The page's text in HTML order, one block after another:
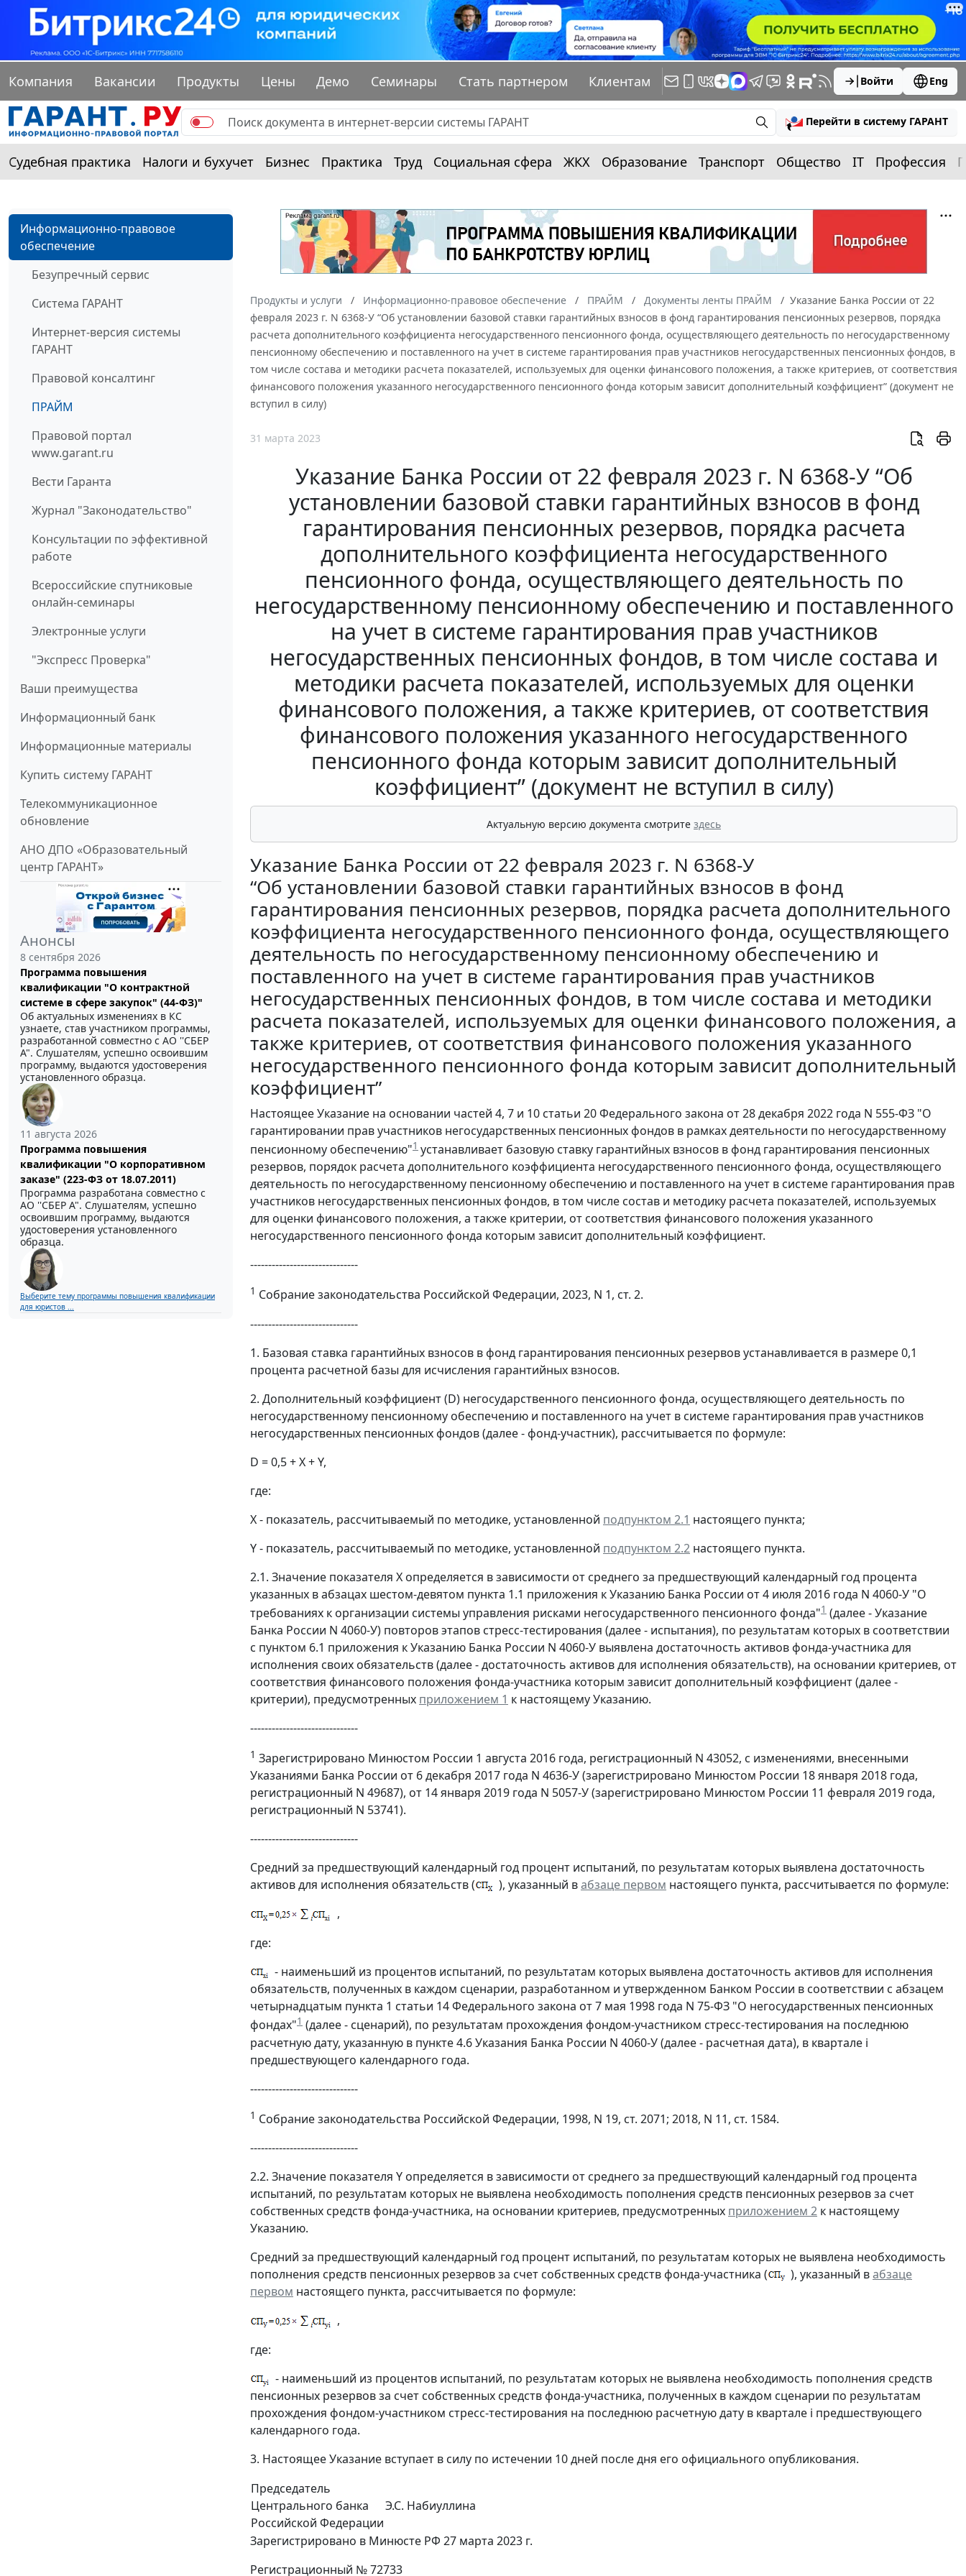
Компания Вакансии Продукты Цены Демо Семинары Стать партнером Клиентам Войти Eng
Перейти в систему ГАРАНТ
Судебная практика Налоги и бухучет Бизнес Практика Труд Социальная сфера ЖКХ Образование Транспорт Общество IT Профессия
Информационно-правовое
обеспечение
Безупречный сервис
Система ГАРАНТ
Интернет-версия системы
ГАРАНТ
Правовой консалтинг
ПРАЙМ
Правовой портал
www.garant.ru
Вести Гаранта
Журнал "Законодательство"
Консультации по эффективной
работе
Всероссийские спутниковые
онлайн-семинары
Электронные услуги
"Экспресс Проверка"
Ваши преимущества
Информационный банк
Информационные материалы
Купить систему ГАРАНТ
Телекоммуникационное
обновление
АНО ДПО «Образовательный
центр ГАРАНТ»
Анонсы
8 сентября 2026
Программа повышения
квалификации "О контрактной
системе в сфере закупок" (44-ФЗ)"
Об актуальных изменениях в КС
узнаете, став участником программы,
разработанной совместно с АО ''СБЕР
А". Слушателям, успешно освоившим
программу, выдаются удостоверения
установленного образца.
11 августа 2026
Программа повышения
квалификации "О корпоративном
заказе" (223-ФЗ от 18.07.2011)
Программа разработана совместно с
АО ''СБЕР А". Слушателям, успешно
освоившим программу, выдаются
удостоверения установленного
образца.
Выберите тему программы повышения квалификации
для юристов ...
Продукты и услуги Информационно-правовое обеспечение ПРАЙМ Документы ленты ПРАЙМ
Указание Банка России от 22
февраля 2023 г. N 6368-У “Об установлении базовой ставки гарантийных взносов в фонд гарантирования пенсионных резервов, порядка
расчета дополнительного коэффициента негосударственного пенсионного фонда, осуществляющего деятельность по негосударственному
пенсионному обеспечению и поставленного на учет в системе гарантирования прав участников негосударственных пенсионных фондов, в
том числе состава и методики расчета показателей, используемых для оценки финансового положения, а также критериев, от соответствия
финансового положения указанного негосударственного пенсионного фонда которым зависит дополнительный коэффициент” (документ не
вступил в силу)
31 марта 2023
Указание Банка России от 22 февраля 2023 г. N 6368-У “Об
установлении базовой ставки гарантийных взносов в фонд
гарантирования пенсионных резервов, порядка расчета
дополнительного коэффициента негосударственного
пенсионного фонда, осуществляющего деятельность по
негосударственному пенсионному обеспечению и поставленного
на учет в системе гарантирования прав участников
негосударственных пенсионных фондов, в том числе состава и
методики расчета показателей, используемых для оценки
финансового положения, а также критериев, от соответствия
финансового положения указанного негосударственного
пенсионного фонда которым зависит дополнительный
коэффициент” (документ не вступил в силу)
Актуальную версию документа смотрите здесь
Указание Банка России от 22 февраля 2023 г. N 6368-У
“Об установлении базовой ставки гарантийных взносов в фонд
гарантирования пенсионных резервов, порядка расчета дополнительного
коэффициента негосударственного пенсионного фонда, осуществляющего
деятельность по негосударственному пенсионному обеспечению и
поставленного на учет в системе гарантирования прав участников
негосударственных пенсионных фондов, в том числе состава и методики
расчета показателей, используемых для оценки финансового положения, а
также критериев, от соответствия финансового положения указанного
негосударственного пенсионного фонда которым зависит дополнительный
коэффициент”
Настоящее Указание на основании частей 4, 7 и 10 статьи 20 Федерального закона от 28 декабря 2022 года N 555-ФЗ "О
гарантировании прав участников негосударственных пенсионных фондов в рамках деятельности по негосударственному
пенсионному обеспечению"1 устанавливает базовую ставку гарантийных взносов в фонд гарантирования пенсионных
резервов, порядок расчета дополнительного коэффициента негосударственного пенсионного фонда, осуществляющего
деятельность по негосударственному пенсионному обеспечению и поставленного на учет в системе гарантирования прав
участников негосударственных пенсионных фондов, в том числе состав и методику расчета показателей, используемых
для оценки финансового положения, а также критерии, от соответствия финансового положения указанного
негосударственного пенсионного фонда которым зависит дополнительный коэффициент.
------------------------------
1 Собрание законодательства Российской Федерации, 2023, N 1, ст. 2.
------------------------------
1. Базовая ставка гарантийных взносов в фонд гарантирования пенсионных резервов устанавливается в размере 0,1
процента расчетной базы для исчисления гарантийных взносов.
2. Дополнительный коэффициент (D) негосударственного пенсионного фонда, осуществляющего деятельность по
негосударственному пенсионному обеспечению и поставленного на учет в системе гарантирования прав участников
негосударственных пенсионных фондов (далее - фонд-участник), рассчитывается по формуле:
D = 0,5 + X + Y,
где:
X - показатель, рассчитываемый по методике, установленной подпунктом 2.1 настоящего пункта;
Y - показатель, рассчитываемый по методике, установленной подпунктом 2.2 настоящего пункта.
2.1. Значение показателя X определяется в зависимости от среднего за предшествующий календарный год процента
указанных в абзацах шестом-девятом пункта 1.1 приложения к Указанию Банка России от 4 июля 2016 года N 4060-У "О
требованиях к организации системы управления рисками негосударственного пенсионного фонда"1 (далее - Указание
Банка России N 4060-У) повторов этапов стресс-тестирования (далее - испытания), по результатам которых в соответствии
с пунктом 6.1 приложения к Указанию Банка России N 4060-У выявлена достаточность активов фонда-участника для
исполнения своих обязательств (далее - достаточность активов для исполнения обязательств), на основании критериев, от
соответствия финансового положения фонда-участника которым зависит дополнительный коэффициент (далее -
критерии), предусмотренных приложением 1 к настоящему Указанию.
------------------------------
1 Зарегистрировано Минюстом России 1 августа 2016 года, регистрационный N 43052, с изменениями, внесенными
Указаниями Банка России от 6 декабря 2017 года N 4636-У (зарегистрировано Минюстом России 18 января 2018 года,
регистрационный N 49687), от 14 января 2019 года N 5057-У (зарегистрировано Минюстом России 11 февраля 2019 года,
регистрационный N 53741).
------------------------------
Средний за предшествующий календарный год процент испытаний, по результатам которых выявлена достаточность
активов для исполнения обязательств (
), указанный вабзаце первом настоящего пункта, рассчитывается по формуле:
,
где:
- наименьший из процентов испытаний, по результатам которых выявлена достаточность активов для исполнения
обязательств, полученных в каждом сценарии, разработанном и утвержденном Банком России в соответствии с абзацем
четырнадцатым пункта 1 статьи 14 Федерального закона от 7 мая 1998 года N 75-ФЗ "О негосударственных пенсионных
фондах"1 (далее - сценарий), по результатам прохождения фондом-участником стресс-тестирования на последнюю
расчетную дату, указанную в пункте 4.6 Указания Банка России N 4060-У (далее - расчетная дата), в квартале i
предшествующего календарного года.
------------------------------
1 Собрание законодательства Российской Федерации, 1998, N 19, ст. 2071; 2018, N 11, ст. 1584.
------------------------------
2.2. Значение показателя Y определяется в зависимости от среднего за предшествующий календарный год процента
испытаний, по результатам которых не выявлена необходимость пополнения средств пенсионных резервов за счет
собственных средств фонда-участника, на основании критериев, предусмотренных приложением 2 к настоящему
Указанию.
Средний за предшествующий календарный год процент испытаний, по результатам которых не выявлена необходимость
пополнения средств пенсионных резервов за счет собственных средств фонда-участника (
), указанный вабзаце
первом настоящего пункта, рассчитывается по формуле:
,
где:
- наименьший из процентов испытаний, по результатам которых не выявлена необходимость пополнения средств
пенсионных резервов за счет собственных средств фонда-участника, полученных в каждом сценарии по результатам
прохождения фондом-участником стресс-тестирования на последнюю расчетную дату в квартале i предшествующего
календарного года.
3. Настоящее Указание вступает в силу по истечении 10 дней после дня его официального опубликования.
Председатель
Центрального банка
Российской Федерации
Э.С. Набиуллина
Зарегистрировано в Минюсте РФ 27 марта 2023 г.
Регистрационный № 72733